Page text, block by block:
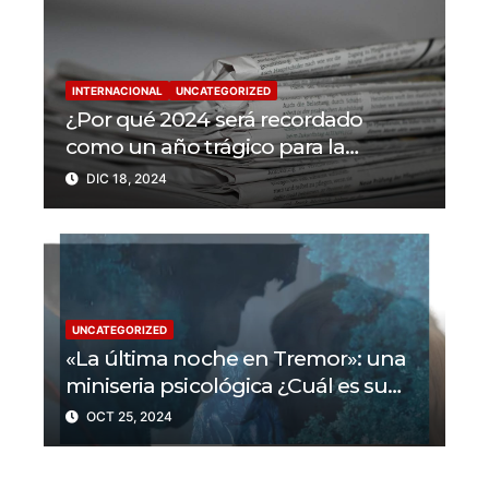
INTERNACIONAL UNCATEGORIZED
¿Por qué 2024 será recordado
como un año trágico para la
libertad de prensa? Un tercio de los
periodistas asesinados por Israel
DIC 18, 2024
UNCATEGORIZED
«La última noche en Tremor»: una
miniseria psicológica ¿Cuál es su
trama?
OCT 25, 2024